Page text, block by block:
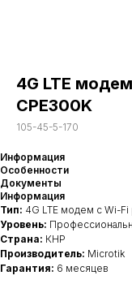
4G LTE
CPE300K
105-45-5-170
Информация
Особенности
Документы
Информация
Тип: 4G LTE модем с Wi-
Уровень:
Страна: КНР
Производитель: Microtik
Гарантия: 6 месяцев